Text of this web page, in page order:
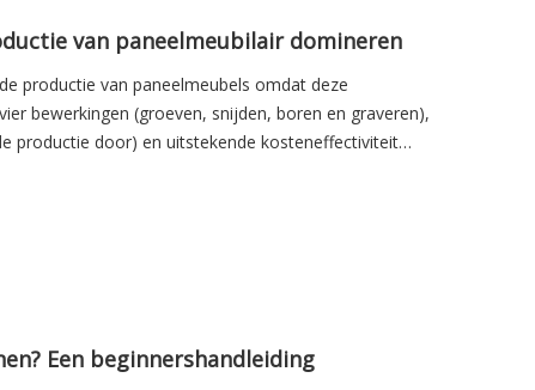
van paneelmeubilair domineren
productie van paneelmeubels omdat deze
bewerkingen (groeven, snijden, boren en graveren),
productie door) en uitstekende kosteneffectiviteit
Een beginnershandleiding